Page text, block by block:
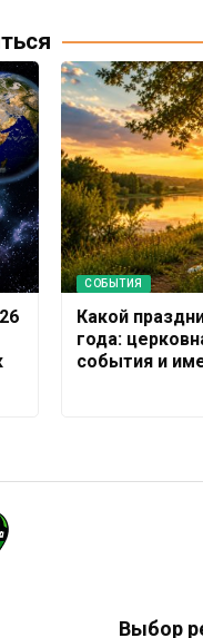
СОБЫТИЯ
Какой
года:
события и
Выбор